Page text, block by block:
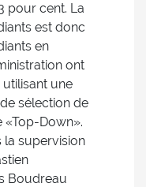
pour cent. La
est donc
en
ont
une
sélection de
«Top-Down».
la supervision
Boudreau